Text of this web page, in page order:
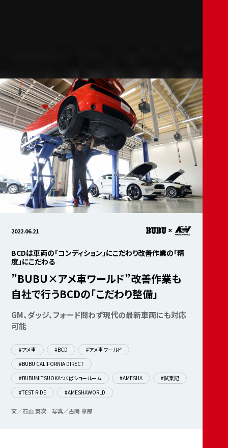
2022.06.21
BCDは車両の「コンディション」にこだわり改善作業の「精
度」にこだわる
”BUBU×アメ車ワールド”改善作業も
自社で行うBCDの「こだわり整備」
GM、ダッジ、フォード問わず現代の最新車両にも対応
可能
#アメ車 #BCD
#アメ車ワールド
#BUBU CALIFORNIA DIRECT
#BUBUMITSUOKAつくばショールーム
#AMESHA
#試乗記
#TEST RIDE
#AMESHAWORLD
文／石山 英次 写真／古閑 章郎